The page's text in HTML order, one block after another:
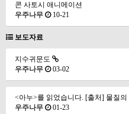
콘 사토시 애니메이션
우주나무
10-21
보도자료
지수귀문도
우주나무
03-02
<아누>를 읽었습니다. [출처] 물질
우주나무
01-23